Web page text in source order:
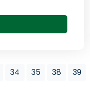
34 35 38 39